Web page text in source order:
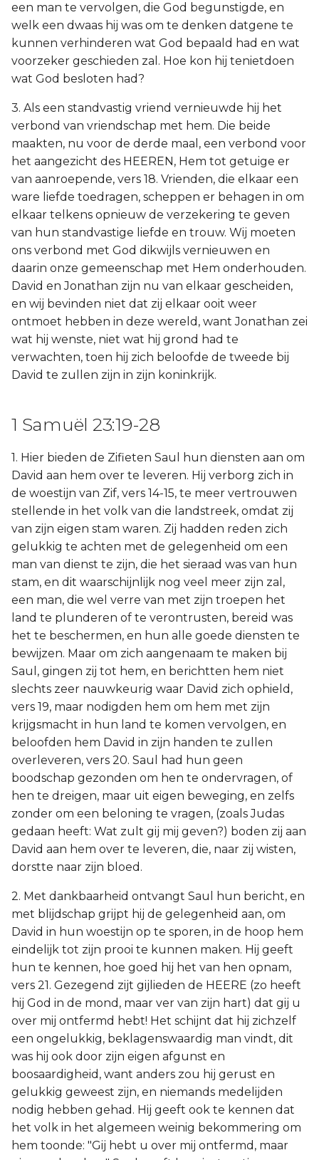
een man te vervolgen, die God begunstigde, en
welk een dwaas hij was om te denken datgene te
kunnen verhinderen wat God bepaald had en wat
voorzeker geschieden zal. Hoe kon hij tenietdoen
wat God besloten had?
3. Als een standvastig vriend vernieuwde hij het
verbond van vriendschap met hem. Die beide
maakten, nu voor de derde maal, een verbond voor
het aangezicht des HEEREN, Hem tot getuige er
van aanroepende, vers 18. Vrienden, die elkaar een
ware liefde toedragen, scheppen er behagen in om
elkaar telkens opnieuw de verzekering te geven
van hun standvastige liefde en trouw. Wij moeten
ons verbond met God dikwijls vernieuwen en
daarin onze gemeenschap met Hem onderhouden.
David en Jonathan zijn nu van elkaar gescheiden,
en wij bevinden niet dat zij elkaar ooit weer
ontmoet hebben in deze wereld, want Jonathan zei
wat hij wenste, niet wat hij grond had te
verwachten, toen hij zich beloofde de tweede bij
David te zullen zijn in zijn koninkrijk.
1 Samuël 23:19-28
1. Hier bieden de Zifieten Saul hun diensten aan om
David aan hem over te leveren. Hij verborg zich in
de woestijn van Zif, vers 14-15, te meer vertrouwen
stellende in het volk van die landstreek, omdat zij
van zijn eigen stam waren. Zij hadden reden zich
gelukkig te achten met de gelegenheid om een
man van dienst te zijn, die het sieraad was van hun
stam, en dit waarschijnlijk nog veel meer zijn zal,
een man, die wel verre van met zijn troepen het
land te plunderen of te verontrusten, bereid was
het te beschermen, en hun alle goede diensten te
bewijzen. Maar om zich aangenaam te maken bij
Saul, gingen zij tot hem, en berichtten hem niet
slechts zeer nauwkeurig waar David zich ophield,
vers 19, maar nodigden hem om hem met zijn
krijgsmacht in hun land te komen vervolgen, en
beloofden hem David in zijn handen te zullen
overleveren, vers 20. Saul had hun geen
boodschap gezonden om hen te ondervragen, of
hen te dreigen, maar uit eigen beweging, en zelfs
zonder om een beloning te vragen, (zoals Judas
gedaan heeft: Wat zult gij mij geven?) boden zij aan
David aan hem over te leveren, die, naar zij wisten,
dorstte naar zijn bloed.
2. Met dankbaarheid ontvangt Saul hun bericht, en
met blijdschap grijpt hij de gelegenheid aan, om
David in hun woestijn op te sporen, in de hoop hem
eindelijk tot zijn prooi te kunnen maken. Hij geeft
hun te kennen, hoe goed hij het van hen opnam,
vers 21. Gezegend zijt gijlieden de HEERE (zo heeft
hij God in de mond, maar ver van zijn hart) dat gij u
over mij ontfermd hebt! Het schijnt dat hij zichzelf
een ongelukkig, beklagenswaardig man vindt, dit
was hij ook door zijn eigen afgunst en
boosaardigheid, want anders zou hij gerust en
gelukkig geweest zijn, en niemands medelijden
nodig hebben gehad. Hij geeft ook te kennen dat
het volk in het algemeen weinig bekommering om
hem toonde: "Gij hebt u over mij ontfermd, maar